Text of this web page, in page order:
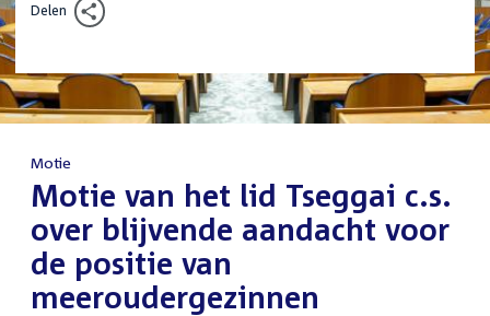
Delen
Motie
:Motie van het lid Tseggai c.s.
over blijvende aandacht voor
de positie van
meeroudergezinnen